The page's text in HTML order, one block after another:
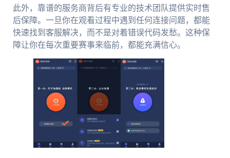
此外，靠谱的服务商背后有专业的技术团队提供实时售
后保障。一旦你在观看过程中遇到任何连接问题，都能
快速找到客服解决，而不是对着错误代码发愁。这种保
障让你在每次重要赛事来临前，都能充满信心。